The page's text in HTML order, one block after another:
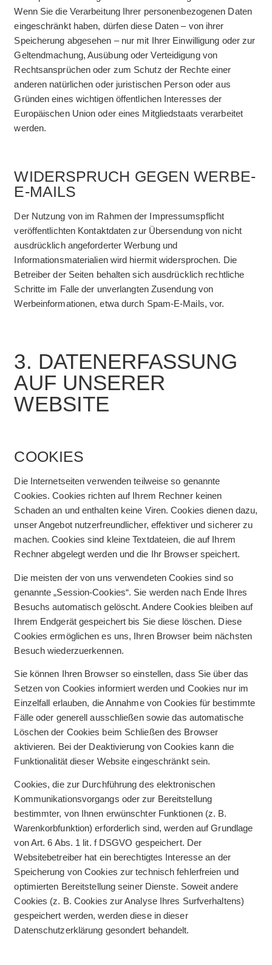
Wenn Sie die Verarbeitung Ihrer personenbezogenen Daten
eingeschränkt haben, dürfen diese Daten – von ihrer
Speicherung abgesehen – nur mit Ihrer Einwilligung oder zur
Geltendmachung, Ausübung oder Verteidigung von
Rechtsansprüchen oder zum Schutz der Rechte einer
anderen natürlichen oder juristischen Person oder aus
Gründen eines wichtigen öffentlichen Interesses der
Europäischen Union oder eines Mitgliedstaats verarbeitet
werden.
WIDERSPRUCH GEGEN WERBE-
E-MAILS
Der Nutzung von im Rahmen der Impressumspflicht
veröffentlichten Kontaktdaten zur Übersendung von nicht
ausdrücklich angeforderter Werbung und
Informationsmaterialien wird hiermit widersprochen. Die
Betreiber der Seiten behalten sich ausdrücklich rechtliche
Schritte im Falle der unverlangten Zusendung von
Werbeinformationen, etwa durch Spam-E-Mails, vor.
3. DATEN­ERFASSUNG
AUF UNSERER
WEBSITE
COOKIES
Die Internetseiten verwenden teilweise so genannte
Cookies. Cookies richten auf Ihrem Rechner keinen
Schaden an und enthalten keine Viren. Cookies dienen dazu,
unser Angebot nutzerfreundlicher, effektiver und sicherer zu
machen. Cookies sind kleine Textdateien, die auf Ihrem
Rechner abgelegt werden und die Ihr Browser speichert.
Die meisten der von uns verwendeten Cookies sind so
genannte „Session-Cookies“. Sie werden nach Ende Ihres
Besuchs automatisch gelöscht. Andere Cookies bleiben auf
Ihrem Endgerät gespeichert bis Sie diese löschen. Diese
Cookies ermöglichen es uns, Ihren Browser beim nächsten
Besuch wiederzuerkennen.
Sie können Ihren Browser so einstellen, dass Sie über das
Setzen von Cookies informiert werden und Cookies nur im
Einzelfall erlauben, die Annahme von Cookies für bestimmte
Fälle oder generell ausschließen sowie das automatische
Löschen der Cookies beim Schließen des Browser
aktivieren. Bei der Deaktivierung von Cookies kann die
Funktionalität dieser Website eingeschränkt sein.
Cookies, die zur Durchführung des elektronischen
Kommunikationsvorgangs oder zur Bereitstellung
bestimmter, von Ihnen erwünschter Funktionen (z. B.
Warenkorbfunktion) erforderlich sind, werden auf Grundlage
von Art. 6 Abs. 1 lit. f DSGVO gespeichert. Der
Websitebetreiber hat ein berechtigtes Interesse an der
Speicherung von Cookies zur technisch fehlerfreien und
optimierten Bereitstellung seiner Dienste. Soweit andere
Cookies (z. B. Cookies zur Analyse Ihres Surfverhaltens)
gespeichert werden, werden diese in dieser
Datenschutzerklärung gesondert behandelt.